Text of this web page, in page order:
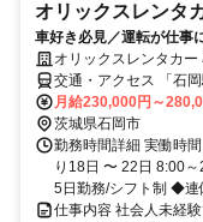
オリックスレンタ
車好き必見／運転が仕事
オリックスレンタカー
交通・アクセス 「石
月給230,000円～
茨城県石岡市
勤務時間詳細 実働時
り18日 〜 22日 8:00
5日勤務/シフト制 ◆
仕事内容 社会人未経